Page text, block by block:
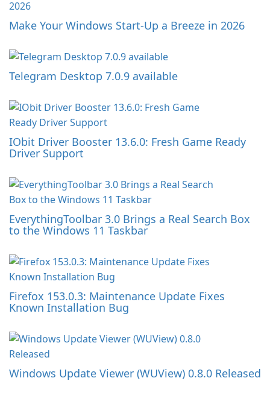
Make Your Windows Start-Up a Breeze in 2026
Telegram Desktop 7.0.9 available
IObit Driver Booster 13.6.0: Fresh Game Ready
Driver Support
EverythingToolbar 3.0 Brings a Real Search Box
to the Windows 11 Taskbar
Firefox 153.0.3: Maintenance Update Fixes
Known Installation Bug
Windows Update Viewer (WUView) 0.8.0 Released